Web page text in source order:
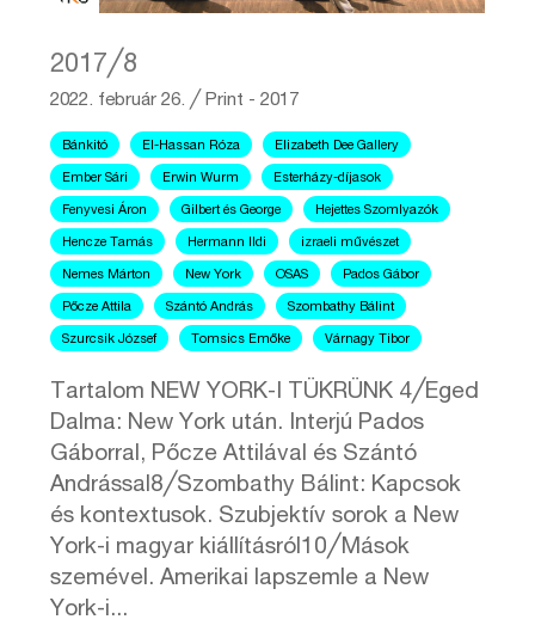
2017╱8
2022. február 26. ╱Print - 2017
Bánkitó El-Hassan Róza Elizabeth Dee Gallery
Ember Sári Erwin Wurm Esterházy-díjasok
Fenyvesi Áron Gilbert és George Hejettes Szomlyazók
Hencze Tamás Hermann Ildi izraeli művészet
Nemes Márton New York OSAS Pados Gábor
Pőcze Attila Szántó András Szombathy Bálint
Szurcsik József Tomsics Emőke Várnagy Tibor
Tartalom NEW YORK-I TÜKRÜNK 4╱Eged
Dalma: New York után. Interjú Pados
Gáborral, Pőcze Attilával és Szántó
Andrással8╱Szombathy Bálint: Kapcsok
és kontextusok. Szubjektív sorok a New
York-i magyar kiállításról10╱Mások
szemével. Amerikai lapszemle a New
York-i...